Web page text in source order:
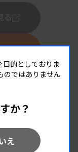
せ
的としておりま
のではありません
か？
え